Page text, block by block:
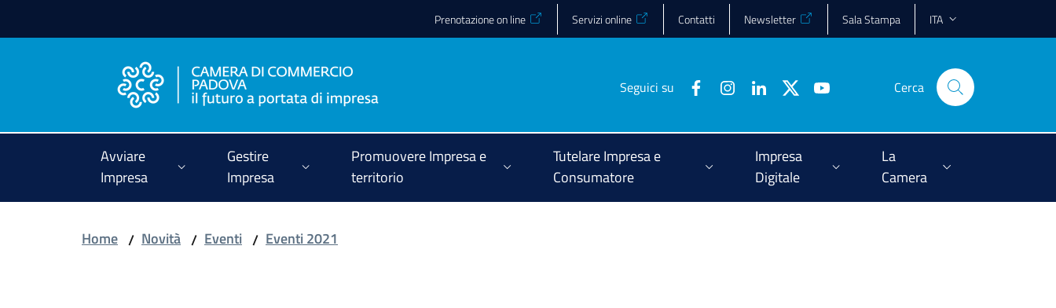
Prenotazione on line Servizi online Contatti Newsletter Sala Stampa ITA
Seguici su Cerca
Avviare
Impresa
Gestire
Impresa
Promuovere Impresa e
territorio
Tutelare Impresa e
Consumatore
Impresa
Digitale
La
Camera
Home / Novità / Eventi / Eventi 2021